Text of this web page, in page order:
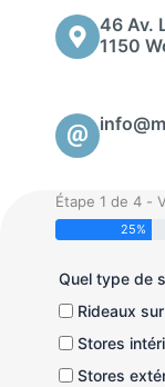
46 Av.
1150
Étape 1 de 4 -
25%
Quel type de
Rideaux
Stores
Stores